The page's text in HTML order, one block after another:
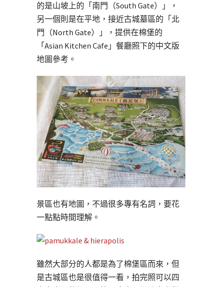
的是山坡上的「南門（South Gate）」，
另一個則是在平地，接近古城墓區的「北
門（North Gate）」，提供在棉堡的
「Asian Kitchen Cafe」餐廳照下的中文版
地圖參考。
景區也有地圖，不過很多專有名詞，要花
一點點時間理解。
雖然大部分的人都是為了棉堡區而來，但
是古城區也是很值得一看，拍完照可以四